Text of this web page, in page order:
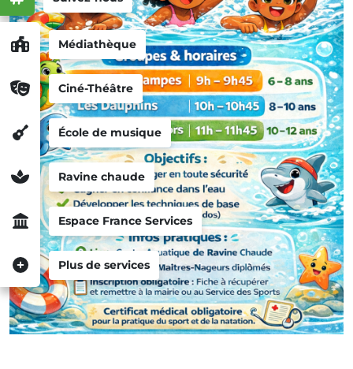
Médiathèque
Ciné-Théâtre
École de musique
Ravine chaude
Espace France Services
Plus de services